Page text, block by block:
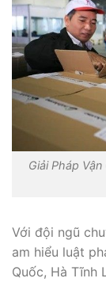
Giải Pháp
Với đội ngũ
am hiểu luật
Quốc, Hà Tĩnh